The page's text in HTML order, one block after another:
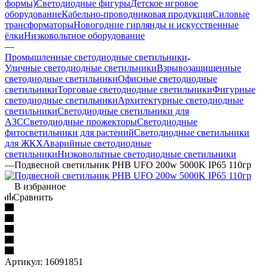
формы)Светодиодные фигурыДетское игровое
оборудованиеКабельно-проводниковая продукцияСиловые
трансформаторыНовогодние гирлянды и искусственные
ёлкиНизковольтное оборудование
—
Промышленные светодиодные светильники
Уличные светодиодные светильникиВзрывозащищенные
светодиодные светильникиОфисные светодиодные
светильникиТорговые светодиодные светильникиФигурные
светодиодные светильникиАрхитектурные светодиодные
светильникиСветодиодные светильники для
АЗССветодиодные прожекторыСветодиодные
фитосветильники для растенийСветодиодные светильники
для ЖКХАварийные светодиодные
светильникиНизковольтные светодиодные светильники
—Подвесной светильник PHB UFO 200w 5000K IP65 110гр
В избранное
Сравнить
Артикул: 16091851